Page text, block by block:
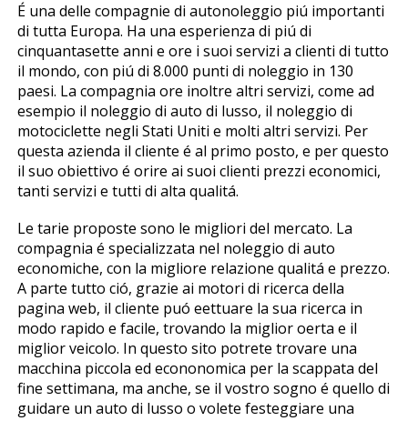
É una delle compagnie di autonoleggio piú importanti
di tutta Europa. Ha una esperienza di piú di
cinquantasette anni e offre i suoi servizi a clienti di tutto
il mondo, con piú di 8.000 punti di noleggio in 130
paesi. La compagnia offre inoltre altri servizi, come ad
esempio il noleggio di auto di lusso, il noleggio di
motociclette negli Stati Uniti e molti altri servizi. Per
questa azienda il cliente é al primo posto, e per questo
il suo obiettivo é offrire ai suoi clienti prezzi economici,
tanti servizi e tutti di alta qualitá.
Le tariffe proposte sono le migliori del mercato. La
compagnia é specializzata nel noleggio di auto
economiche, con la migliore relazione qualitá e prezzo.
A parte tutto ció, grazie ai motori di ricerca della
pagina web, il cliente puó effettuare la sua ricerca in
modo rapido e facile, trovando la miglior offerta e il
miglior veicolo. In questo sito potrete trovare una
macchina piccola ed econonomica per la scappata del
fine settimana, ma anche, se il vostro sogno é quello di
guidare un auto di lusso o volete festeggiare una